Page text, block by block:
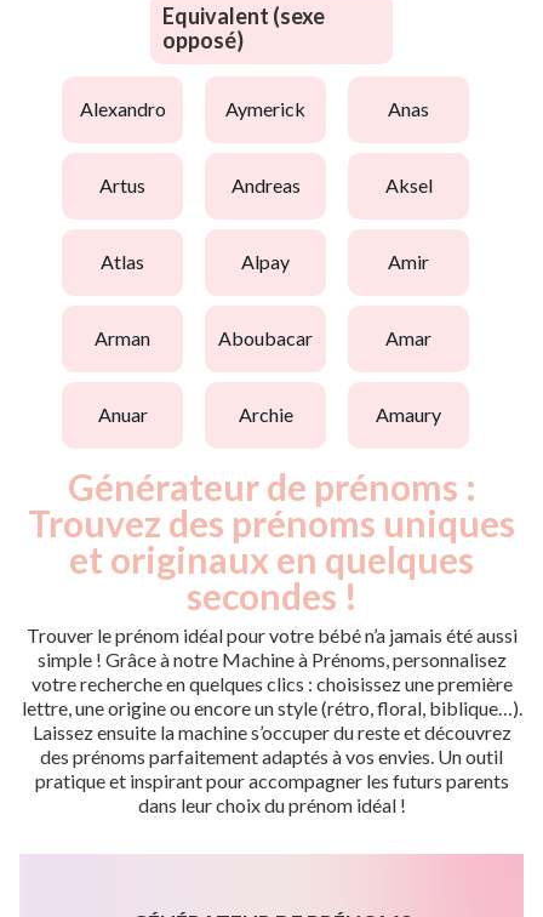
Equivalent (sexe
opposé)
alexandro aymerick anas
artus andreas aksel
atlas alpay amir
arman aboubacar amar
anuar archie amaury
Générateur de prénoms :
Trouvez des prénoms uniques
et originaux en quelques
secondes !
Trouver le prénom idéal pour votre bébé n’a jamais été aussi
simple ! Grâce à notre Machine à Prénoms, personnalisez
votre recherche en quelques clics : choisissez une première
lettre, une origine ou encore un style (rétro, floral, biblique…).
Laissez ensuite la machine s’occuper du reste et découvrez
des prénoms parfaitement adaptés à vos envies. Un outil
pratique et inspirant pour accompagner les futurs parents
dans leur choix du prénom idéal !